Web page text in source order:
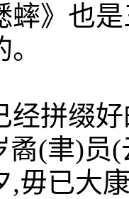
蟀》也
。
缀好
矞(聿)员
,毋已大